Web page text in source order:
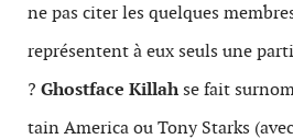
ne pas citer les quelques
représen­tent à eux seuls une
? Ghost­face Kil­lah se fait
tain Amer­ica ou Tony Starks